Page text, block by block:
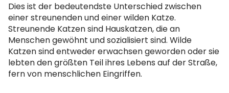
Dies ist der bedeutendste Unterschied zwischen
einer streunenden und einer wilden Katze.
Streunende Katzen sind Hauskatzen, die an
Menschen gewöhnt und sozialisiert sind. Wilde
Katzen sind entweder erwachsen geworden oder sie
lebten den größten Teil ihres Lebens auf der Straße,
fern von menschlichen Eingriffen.